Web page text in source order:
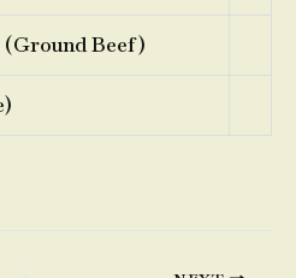
Beef)